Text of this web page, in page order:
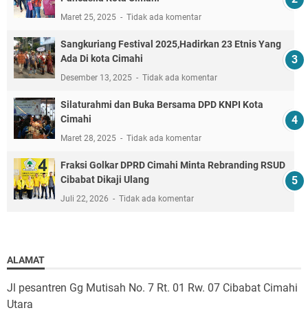
Maret 25, 2025 Tidak ada komentar
Sangkuriang Festival 2025,Hadirkan 23 Etnis Yang
Ada Di kota Cimahi
Desember 13, 2025 Tidak ada komentar
Silaturahmi dan Buka Bersama DPD KNPI Kota
Cimahi
Maret 28, 2025 Tidak ada komentar
Fraksi Golkar DPRD Cimahi Minta Rebranding RSUD
Cibabat Dikaji Ulang
Juli 22, 2026 Tidak ada komentar
ALAMAT
Jl pesantren Gg Mutisah No. 7 Rt. 01 Rw. 07 Cibabat Cimahi
Utara